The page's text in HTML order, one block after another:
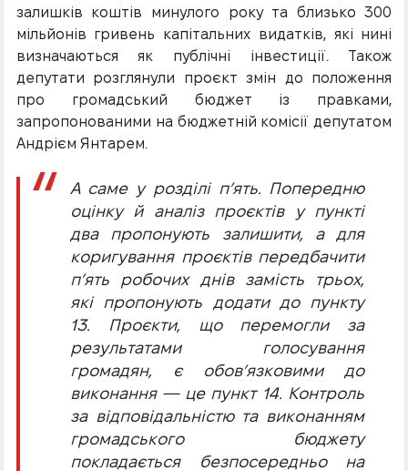
залишків коштів минулого року та близько 300
мільйонів гривень капітальних видатків, які нині
визначаються як публічні інвестиції. Також
депутати розглянули проєкт змін до положення
про громадський бюджет із правками,
запропонованими на бюджетній комісії депутатом
Андрієм Янтарем.
А саме у розділі п’ять. Попередню
оцінку й аналіз проєктів у пункті
два пропонують залишити, а для
коригування проєктів передбачити
п’ять робочих днів замість трьох,
які пропонують додати до пункту
13. Проєкти, що перемогли за
результатами голосування
громадян, є обов’язковими до
виконання — це пункт 14. Контроль
за відповідальністю та виконанням
громадського бюджету
покладається безпосередньо на